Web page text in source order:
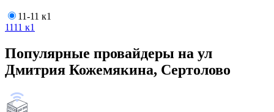
11-11 к1
1111 к1
Популярные провайдеры на ул
Дмитрия Кожемякина, Сертолово